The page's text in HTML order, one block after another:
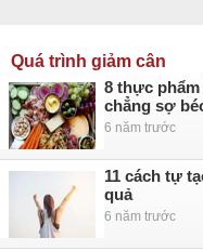
Quá trình giảm cân
8 thực phẩm
chẳng sợ
6 năm trước
11 cách tự
quả
6 năm trước